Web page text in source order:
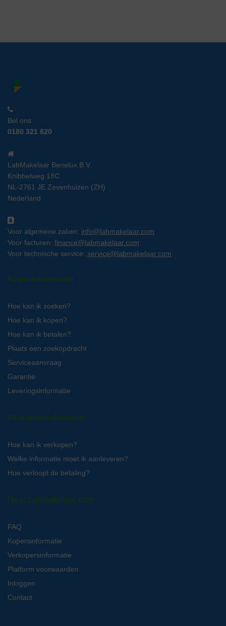
Bel ons
0180 321 820
LabMakelaar Benelux B.V.
Knibbelweg 18C
NL-2761 JE Zevenhuizen (ZH)
Nederland
Voor algemene zaken: info@labmakelaar.com
Voor facturen: finance@labmakelaar.com
Voor technische service: service@labmakelaar.com
Kopersinformatie
Hoe kan ik zoeken?
Hoe kan ik kopen?
Hoe kan ik betalen?
Plaats een zoekopdracht
Serviceaanvraag
Garantie
Leveringsinformatie
Verkopersinformatie
Hoe kan ik verkopen?
Welke informatie moet ik aanleveren?
Hoe verloopt de betaling?
Over LabMakelaar.com
FAQ
Kopersinformatie
Verkopersinformatie
Platform voorwaarden
Inloggen
Contact